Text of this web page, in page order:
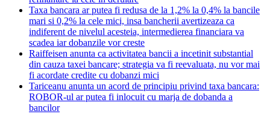
Taxa bancara ar putea fi redusa de la 1,2% la 0,4% la bancile
mari si 0,2% la cele mici, insa bancherii avertizeaza ca
indiferent de nivelul acesteia, intermedierea financiara va
scadea iar dobanzile vor creste
Raiffeisen anunta ca activitatea bancii a incetinit substantial
din cauza taxei bancare; strategia va fi reevaluata, nu vor mai
fi acordate credite cu dobanzi mici
Tariceanu anunta un acord de principiu privind taxa bancara:
ROBOR-ul ar putea fi inlocuit cu marja de dobanda a
bancilor